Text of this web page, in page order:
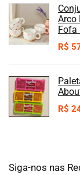
Arco
Fofa
R$
R$
Siga-nos nas